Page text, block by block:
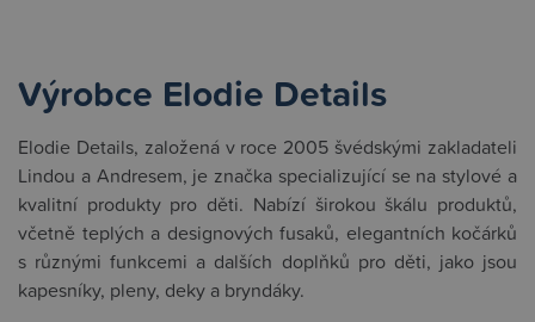
Výrobce Elodie Details
Elodie Details, založená v roce 2005 švédskými zakladateli
Lindou a Andresem, je značka specializující se na stylové a
kvalitní produkty pro děti. Nabízí širokou škálu produktů,
včetně teplých a designových fusaků, elegantních kočárků
s různými funkcemi a dalších doplňků pro děti, jako jsou
kapesníky, pleny, deky a bryndáky.